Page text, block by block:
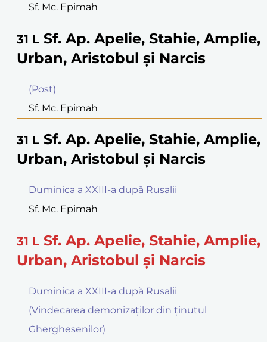
Sf. Mc. Epimah
31 L Sf. Ap. Apelie, Stahie, Amplie,
Urban, Aristobul şi Narcis
(Post)
Sf. Mc. Epimah
31 L Sf. Ap. Apelie, Stahie, Amplie,
Urban, Aristobul şi Narcis
Duminica a XXIII-a după Rusalii
Sf. Mc. Epimah
31 L Sf. Ap. Apelie, Stahie, Amplie,
Urban, Aristobul şi Narcis
Duminica a XXIII-a după Rusalii
(Vindecarea demonizaţilor din ţinutul
Gherghesenilor)